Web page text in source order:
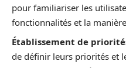
pour familiariser les
fonctionnalités et la
Établissement de
de définir leurs priorités et